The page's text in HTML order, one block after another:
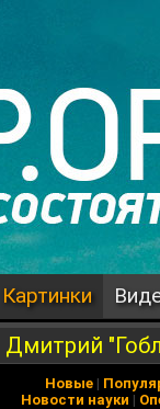
Картинки
Дмитрий
Новые |
Новости науки |